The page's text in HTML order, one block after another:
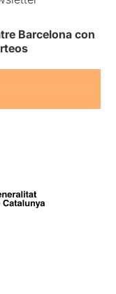
Barcelona con